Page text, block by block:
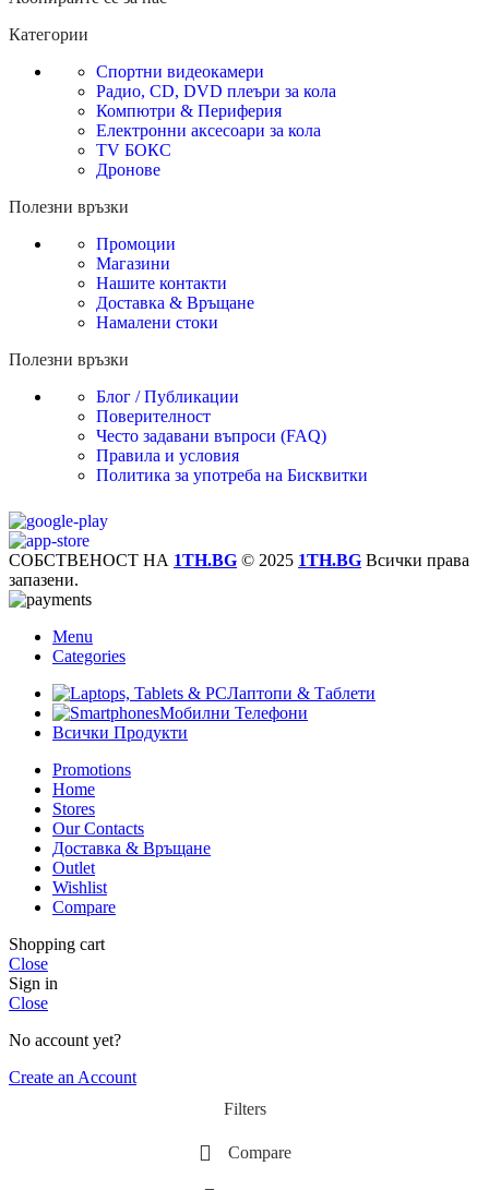
Категории
Спортни видеокамери
Радио, CD, DVD плеъри за кола
Компютри & Периферия
Електронни аксесоари за кола
TV БОКС
Дронове
Полезни връзки
Промоции
Магазини
Нашите контакти
Доставка & Връщане
Намалени стоки
Полезни връзки
Блог / Публикации
Поверителност
Често задавани въпроси (FAQ)
Правила и условия
Политика за употреба на Бисквитки
СОБСТВЕНОСТ НА 1TH.BG © 2025 1TH.BG Всички права
запазени.
Menu
Categories
Лаптопи & Таблети
Мобилни Телефони
Всички Продукти
Promotions
Home
Stores
Our Contacts
Доставка & Връщане
Outlet
Wishlist
Compare
Shopping cart
Close
Sign in
Close
No account yet?
Create an Account
Filters
Compare